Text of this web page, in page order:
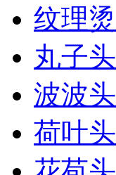
纹理烫
丸子头
波波头
荷叶头